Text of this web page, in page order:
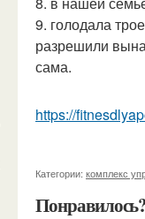
9. голодала
разрешили
сама.
https://
Категории: комплекс